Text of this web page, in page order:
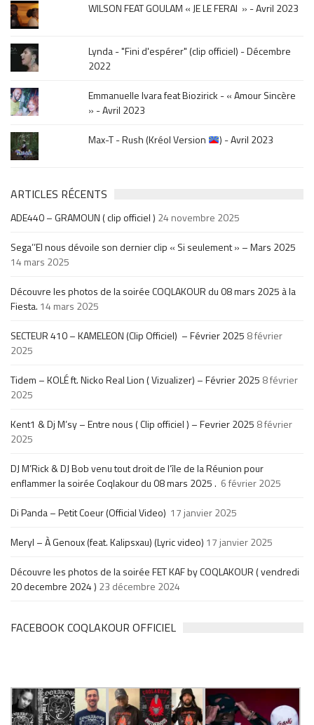
WILSON FEAT GOULAM « JE LE FERAI » - Avril 2023
Lynda - "Fini d'espérer" (clip officiel) - Décembre
2022
Emmanuelle Ivara feat Biozirick - « Amour Sincère
» - Avril 2023
Max-T - Rush (Kréol Version
) - Avril 2023
ARTICLES RÉCENTS
ADE440 – GRAMOUN ( clip officiel ) 24 novembre 2025
Sega’’El nous dévoile son dernier clip « Si seulement » – Mars 2025
14 mars 2025
Découvre les photos de la soirée COQLAKOUR du 08 mars 2025 à la
Fiesta. 14 mars 2025
SECTEUR 410 – KAMELEON (Clip Officiel) – Février 2025 8 février
2025
Tidem – KOLÉ ft. Nicko Real Lion ( Vizualizer) – Février 2025 8 février
2025
Kent1 & Dj M’sy – Entre nous ( Clip officiel ) – Fevrier 2025 8 février
2025
DJ M’Rick & DJ Bob venu tout droit de l’île de la Réunion pour
enflammer la soirée Coqlakour du 08 mars 2025 . 6 février 2025
Di Panda – Petit Coeur (Official Video) 17 janvier 2025
Meryl – À Genoux (feat. Kalipsxau) (Lyric video) 17 janvier 2025
Découvre les photos de la soirée FET KAF by COQLAKOUR ( vendredi
20 decembre 2024 ) 23 décembre 2024
FACEBOOK COQLAKOUR OFFICIEL